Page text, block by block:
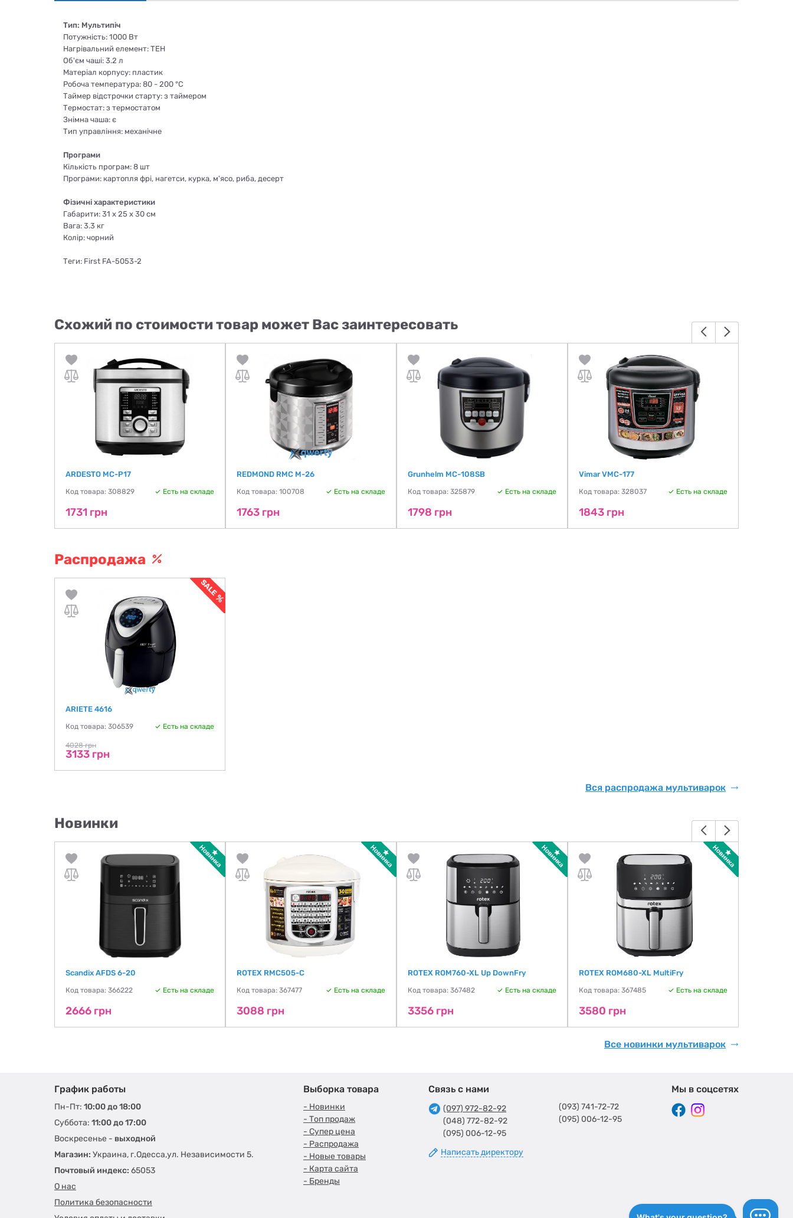
Тип: Мультипіч
Потужність: 1000 Вт
Нагрівальний елемент: ТЕН
Об'єм чаші: 3.2 л
Матеріал корпусу: пластик
Робоча температура: 80 - 200 °C
Таймер відстрочки старту: з таймером
Термостат: з термостатом
Знімна чаша: є
Тип управління: механічне
Програми
Кількість програм: 8 шт
Програми: картопля фрі, нагетси, курка, м'ясо, риба, десерт
Фізичні характеристики
Габарити: 31 х 25 х 30 см
Вага: 3.3 кг
Колір: чорний
Теги: First FA-5053-2
Схожий по стоимости товар может Вас заинтересовать
ARDESTO MC-P17
Код товара: 308829 Есть на складе
1731 грн
REDMOND RMC M-26
Код товара: 100708 Есть на складе
1763 грн
Grunhelm MC-108SB
Код товара: 325879 Есть на складе
1798 грн
Vimar VMC-177
Код товара: 328037 Есть на складе
1843 грн
Распродажа
ARIETE 4616
Код товара: 306539 Есть на складе
4028 грн
3133 грн
Вся распродажа мультиварок
Новинки
Scandix AFDS 6-20
Код товара: 366222 Есть на складе
2666 грн
ROTEX RMC505-C
Код товара: 367477 Есть на складе
3088 грн
ROTEX ROM760-XL Up DownFry
Код товара: 367482 Есть на складе
3356 грн
ROTEX ROM680-XL MultiFry
Код товара: 367485 Есть на складе
3580 грн
Все новинки мультиварок
График работы
Пн-Пт: 10:00 до 18:00
Суббота: 11:00 до 17:00
Воскресенье - выходной
Магазин: Украина, г.Одесса,ул. Независимости 5.
Почтовый индекс: 65053
О нас
Политика безопасности
Выборка товара
- Новинки
- Топ продаж
- Супер цена
- Распродажа
- Новые товары
- Карта сайта
- Бренды
Связь с нами
(097) 972-82-92
(048) 772-82-92
(095) 006-12-95
Написать директору
(093) 741-72-72
(095) 006-12-95
Мы в соцсетях